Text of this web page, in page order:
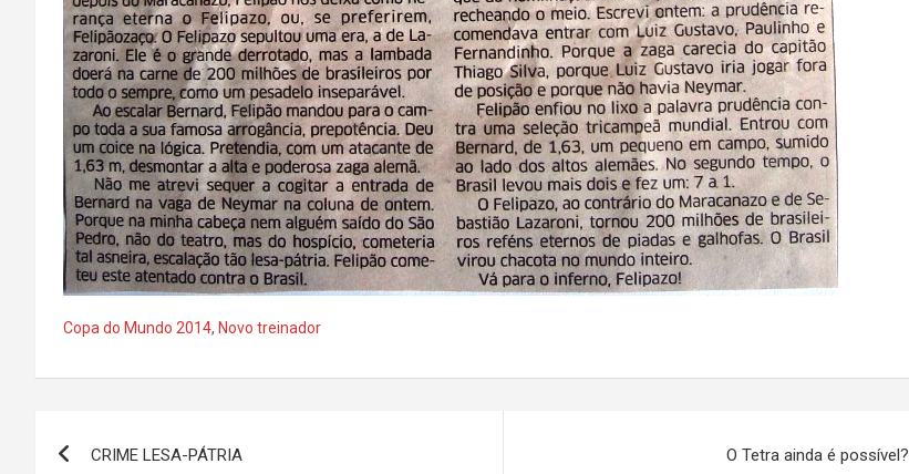
Copa do Mundo 2014, Novo treinador
CRIME LESA-PÁTRIA O Tetra ainda é possível?